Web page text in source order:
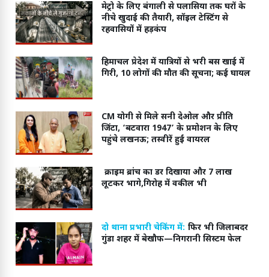
मेट्रो के लिए बंगाली से पलासिया तक घरों के
नीचे खुदाई की तैयारी, सॉइल टेस्टिंग से
रहवासियों में हड़कंप
हिमाचल प्रेदेश में यात्रियों से भरी बस खाई में
गिरी, 10 लोगों की मौत की सूचना; कई घायल
CM योगी से मिले सनी देओल और प्रीति
जिंटा, ‘बटवारा 1947’ के प्रमोशन के लिए
पहुंचे लखनऊ; तस्वीरें हुईं वायरल
क्राइम ब्रांच का डर दिखाया और 7 लाख
लूटकर भागे,गिरोह में वकील भी
दो थाना प्रभारी चेकिंग में: फिर भी जिलाबदर
गुंडा शहर में बेखौफ—निगरानी सिस्टम फेल